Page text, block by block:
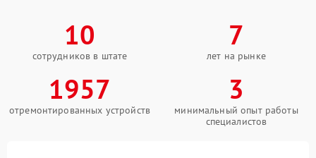
10
сотрудников в штате
7
лет на рынке
1957
отремонтированных устройств
3
минимальный опыт работы
специалистов